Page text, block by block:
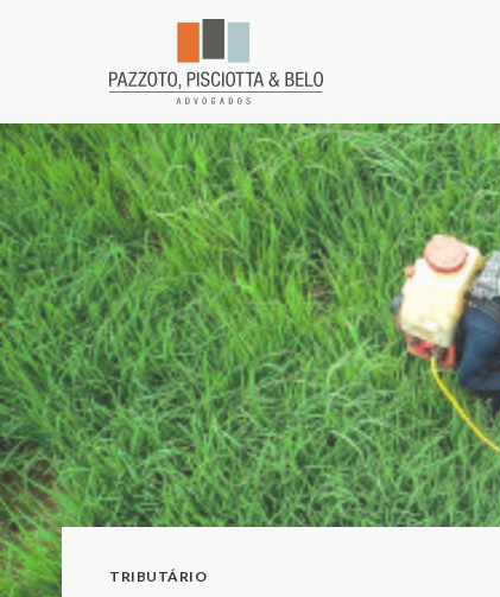
TRIBUTÁRIO